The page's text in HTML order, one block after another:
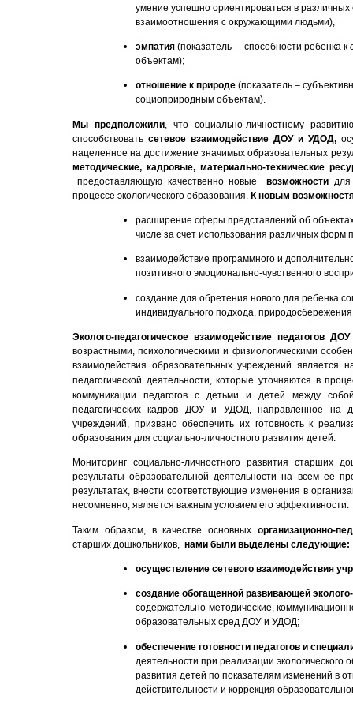
умение успешно ориентироваться в
взаимоотношения с окружающими людьми),
эмпатия (показатель – способности ребенка к
объектам);
отношение к природе (показатель –
социоприродным объектам).
Мы предположили , что социально-личностному
способствовать сетевое взаимодействие ДОУ и УДОД,
нацеленное на достижение значимых образовательных
методические, кадровые, материально-технические
предоставляющую качественно новые
возможности для
процессе экологического образования. К новым
расширение сферы представлений об
числе за счет использования различных
взаимодействие программного и
позитивного эмоционально-чувственного
создание для обретения нового для ребенка
индивидуального подхода,
Эколого-педагогическое взаимодействие педагогов
возрастными, психологическими и физиологическими
взаимодействия образовательных учреждений
педагогической деятельности, которые уточняются в
коммуникации педагогов с детьми и детей между
педагогических кадров ДОУ и УДОД, направленное на
учреждений, призвано обеспечить их готовность к
образования для социально-личностного развития детей.
Мониторинг социально-личностного развития старших
результаты образовательной деятельности на всем ее
результатах, внести соответствующие изменения в
несомненно, является важным условием его эффективности.
Таким образом, в качестве основных организационно-
старших дошкольников, нами были выделены следующие:
осуществление сетевого взаимодействия
создание обогащенной развивающей
содержательно-методические,
образовательных сред ДОУ и УДОД;
обеспечение готовности педагогов и
деятельности при реализации
развития детей по показателям изменений в
действительности и коррекция